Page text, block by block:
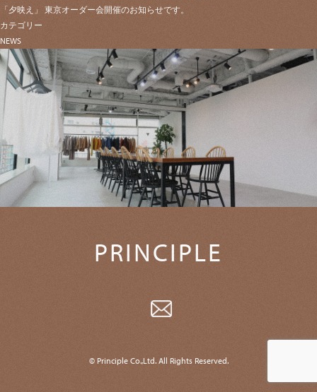
「夕映え」 東京オーダー会開催のお知らせです。
カテゴリー
NEWS
PRINCIPLE
© Principle Co.,Ltd. All Rights Reserved.